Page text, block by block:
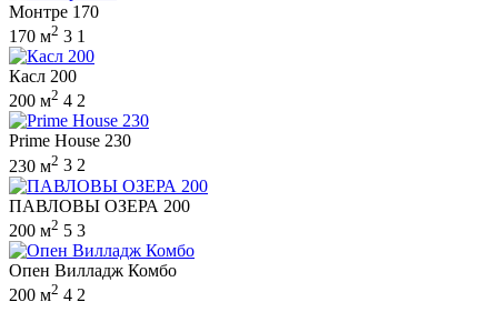
Монтре 170
170 м2 3 1
Касл 200
200 м2 4 2
Prime House 230
230 м2 3 2
ПАВЛОВЫ ОЗЕРА 200
200 м2 5 3
Опен Вилладж Комбо
200 м2 4 2